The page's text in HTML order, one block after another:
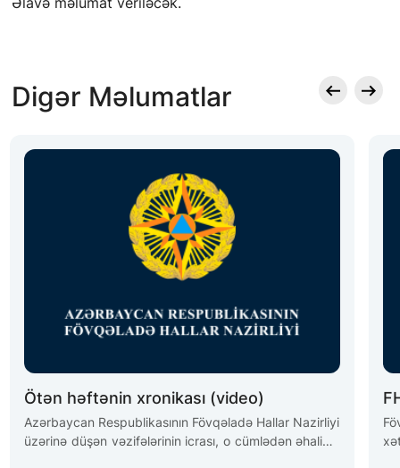
Digər Məlumatlar
Ötən həftənin xronikası (video)
Azərbaycan Respublikasının Fövqəladə Hallar Nazirliyi
üzərinə düşən vəzifələrinin icrası, o cümlədən əhalinin